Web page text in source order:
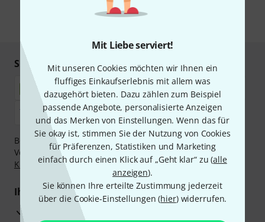
Mit Liebe serviert!
Mit unseren Cookies möchten wir Ihnen ein
fluffiges Einkaufserlebnis mit allem was
dazugehört bieten. Dazu zählen zum Beispiel
passende Angebote, personalisierte Anzeigen
und das Merken von Einstellungen. Wenn das für
Sie okay ist, stimmen Sie der Nutzung von Cookies
für Präferenzen, Statistiken und Marketing
einfach durch einen Klick auf „Geht klar“ zu (alle
anzeigen).
Sie können Ihre erteilte Zustimmung jederzeit
über die Cookie-Einstellungen (hier) widerrufen.
unserenDatenschutzhinweisen
Sicher einkaufen & bezahlen
Bezahlen Sie vertraulich und sicher per Nachnahme,
Vorkasse, PayPal, Amazon Pay,Klarna Sofort bezahlen
Klarna Ratenzahlungoder Kreditkarte.
Ihre Vorteile
3 Jahre Thomann Garantie